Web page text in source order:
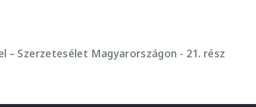
– Szerzetesélet Magyarországon - 21. rész